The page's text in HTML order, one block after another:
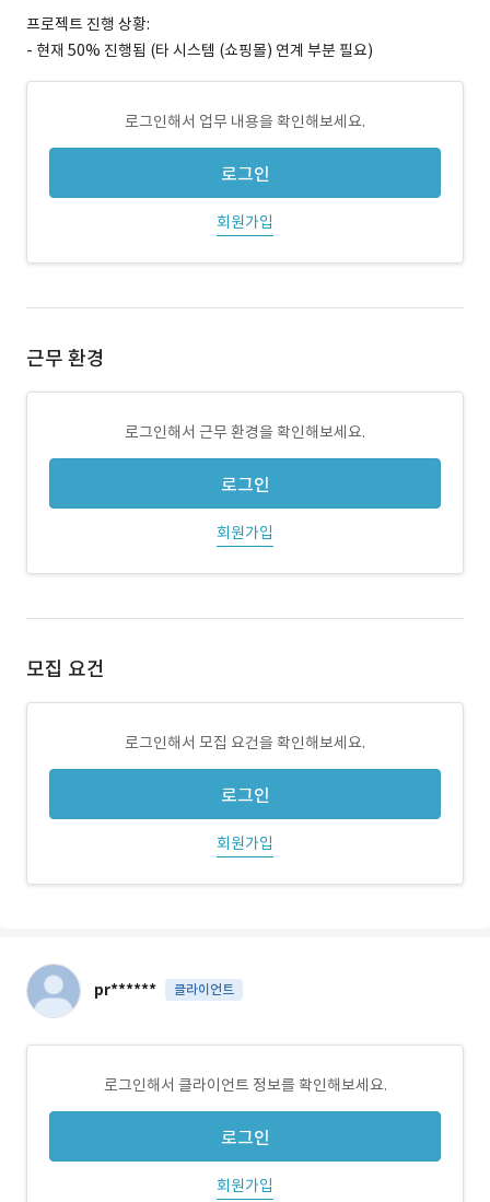
프로젝트 진행 상황:
- 현재 50% 진행됨 (타 시스템 (쇼핑몰) 연계 부분 필요)
로그인해서 업무 내용을 확인해보세요.
로그인
회원가입
근무 환경
로그인해서 근무 환경을 확인해보세요.
로그인
회원가입
모집 요건
로그인해서 모집 요건을 확인해보세요.
로그인
회원가입
pr****** 클라이언트
로그인해서 클라이언트 정보를 확인해보세요.
로그인
회원가입